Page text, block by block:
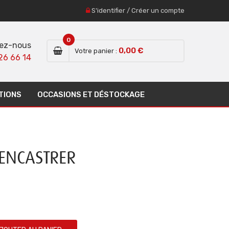
S'identifier / Créer un compte
nous
66 14
Votre panier :
0
0,00 €
OCCASIONS ET DÉSTOCKAGE